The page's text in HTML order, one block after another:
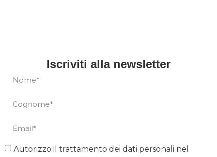
Iscriviti alla newsletter
Autorizzo il trattamento dei dati personali nel